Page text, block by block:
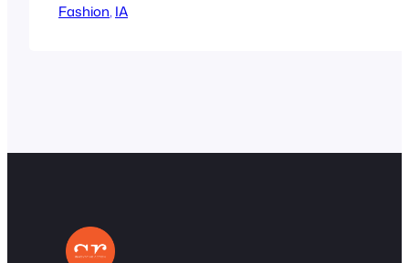
produit seul, en moins d’une heure.Même
Fashion, IA